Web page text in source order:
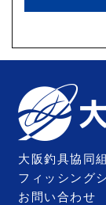
大阪釣具協同
フィッシング
お問い合わせ